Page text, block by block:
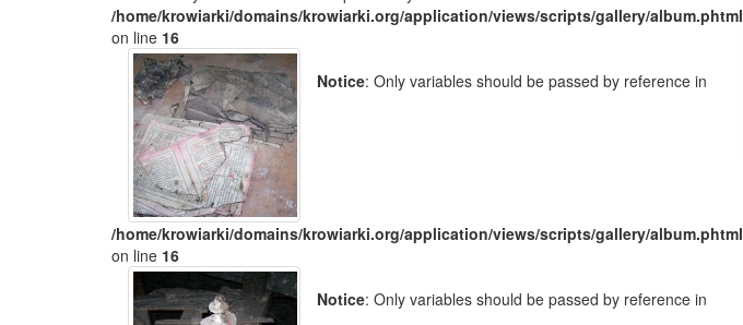
/home/krowiarki/domains/krowiarki.org/application/views/scripts/gallery/album.phtml
on line 16
Notice: Only variables should be passed by reference in
/home/krowiarki/domains/krowiarki.org/application/views/scripts/gallery/album.phtml
on line 16
Notice: Only variables should be passed by reference in